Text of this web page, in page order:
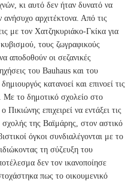
κι αυτό δεν ήταν δυνατό να
αρχιτέκτονα. Από τις
με τον Xατζηκυριάκο-Γκίκα για
τους ζωγραφικούς
αποδοθούν οι σεζανικές
του Bauhaus και του
κατανοεί και επινοεί τις
Με το δημοτικό σχολείο στο
επιχειρεί να εντάξει τις
σχολής της Βαϊμάρης, στον αστικό
όγκοι συνδιαλέγονται με το
τη σύζευξη του
δεν τον ικανοποίησε
πως το οικουμενικό